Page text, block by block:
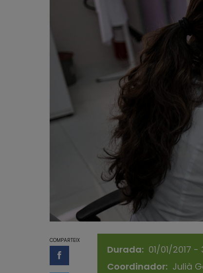
COMPARTEIX
Compartir a Facebook
Durada
01/01/2017 -
Coordinador
Julià